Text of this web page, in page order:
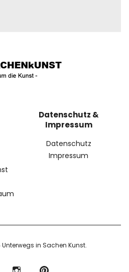
Datenschutz &
Impressum
Datenschutz
Impressum
in Sachen Kunst